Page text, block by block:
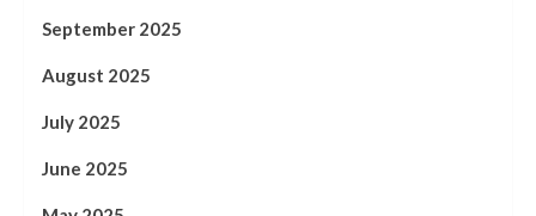
September 2025
August 2025
July 2025
June 2025